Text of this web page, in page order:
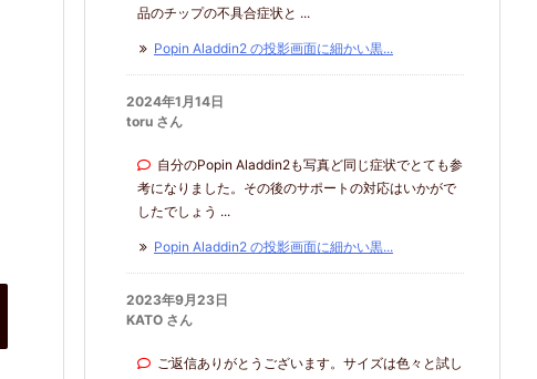
品のチップの不具合症状と ...
Popin Aladdin2 の投影画面に細かい黒...
2024年1月14日
toru さん
自分のPopin Aladdin2も写真ど同じ症状でとても参
考になりました。その後のサポートの対応はいかがで
したでしょう ...
Popin Aladdin2 の投影画面に細かい黒...
2023年9月23日
KATO さん
ご返信ありがとうございます。サイズは色々と試し